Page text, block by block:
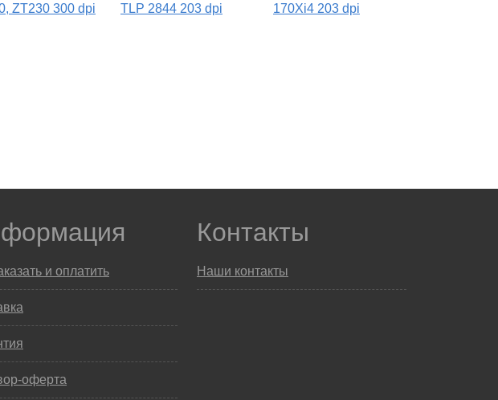
ZT230 300 dpi
TLP 2844 203 dpi
170Xi4 203 dpi
и оплатить
оферта
Контакты
Наши контакты